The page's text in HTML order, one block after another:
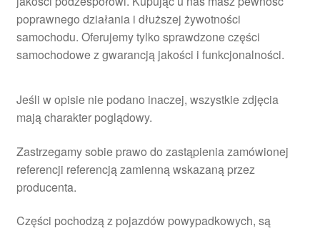
poprawnego działania i dłuższej żywotności
samochodu. Oferujemy tylko sprawdzone części
samochodowe z gwarancją jakości i funkcjonalności.
Jeśli w opisie nie podano inaczej, wszystkie zdjęcia
mają charakter poglądowy.
Zastrzegamy sobie prawo do zastąpienia zamówionej
referencji referencją zamienną wskazaną przez
producenta.
Części pochodzą z pojazdów powypadkowych, są